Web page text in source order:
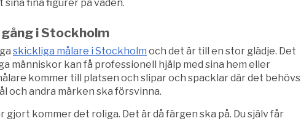
sina fina figurer på våden.
i Stockholm
skickliga målare i Stockholm och det är till en stor glädje. Det
människor kan få professionell hjälp med sina hem eller
kommer till platsen och slipar och spacklar där det behövs
och andra märken ska försvinna.
gjort kommer det roliga. Det är då färgen ska på. Du själv får